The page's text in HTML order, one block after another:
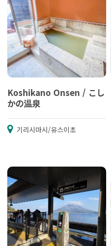
Koshikano Onsen / こし
かの温泉
기리시마시/유스이초